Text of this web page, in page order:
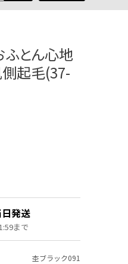
ふとん心地
起毛(37-
日発送
まで
杢ブラック091